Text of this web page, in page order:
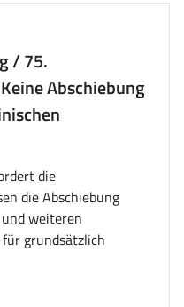
/ 75.
Abschiebung
die
die Abschiebung
weiteren
grundsätzlich